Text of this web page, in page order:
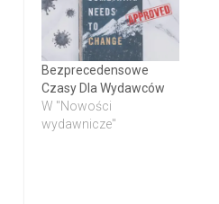
Bezprecedensowe
Czasy Dla Wydawców
W "Nowości
wydawnicze"